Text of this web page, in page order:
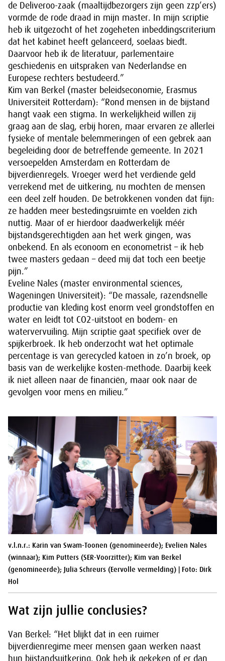
de Deliveroo-zaak (maaltijdbezorgers zijn geen zzp’ers)
vormde de rode draad in mijn master. In mijn scriptie
heb ik uitgezocht of het zogeheten inbeddingscriterium
dat het kabinet heeft gelanceerd, soelaas biedt.
Daarvoor heb ik de literatuur, parlementaire
geschiedenis en uitspraken van Nederlandse en
Europese rechters bestudeerd.”
Kim van Berkel (master beleidseconomie, Erasmus
Universiteit Rotterdam): “Rond mensen in de bijstand
hangt vaak een stigma. In werkelijkheid willen zij
graag aan de slag, erbij horen, maar ervaren ze allerlei
fysieke of mentale belemmeringen of een gebrek aan
begeleiding door de betreffende gemeente. In 2021
versoepelden Amsterdam en Rotterdam de
bijverdienregels. Vroeger werd het verdiende geld
verrekend met de uitkering, nu mochten de mensen
een deel zelf houden. De betrokkenen vonden dat fijn:
ze hadden meer bestedingsruimte en voelden zich
nuttig. Maar of er hierdoor daadwerkelijk méér
bijstandsgerechtigden aan het werk gingen, was
onbekend. En als econoom en econometrist – ik heb
twee masters gedaan – deed mij dat toch een beetje
pijn.”
Eveline Nales (master environmental sciences,
Wageningen Universiteit): “De massale, razendsnelle
productie van kleding kost enorm veel grondstoffen en
water en leidt tot CO2-uitstoot en bodem- en
watervervuiling. Mijn scriptie gaat specifiek over de
spijkerbroek. Ik heb onderzocht wat het optimale
percentage is van gerecycled katoen in zo’n broek, op
basis van de werkelijke kosten-methode. Daarbij keek
ik niet alleen naar de financiën, maar ook naar de
gevolgen voor mens en milieu.”
v.l.n.r.: Karin van Swam-Toonen (genomineerde); Evelien Nales
(winnaar); Kim Putters (SER-Voorzitter); Kim van Berkel
(genomineerde); Julia Schreurs (Eervolle vermelding) | Foto: Dirk
Hol
Wat zijn jullie conclusies?
Van Berkel: “Het blijkt dat in een ruimer
bijverdienregime meer mensen gaan werken naast
hun bijstandsuitkering. Ook heb ik gekeken of er dan